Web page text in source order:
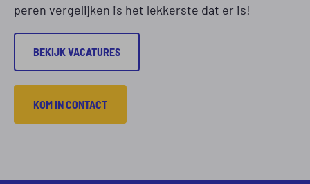
peren vergelijken is het lekkerste dat er is!
BEKIJK VACATURES
KOM IN CONTACT